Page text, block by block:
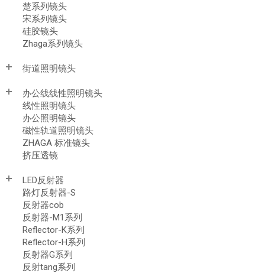
楚系列镜头
宋系列镜头
硅胶镜头
Zhaga系列镜头
街道照明镜头
办公线线性照明镜头
线性照明镜头
办公照明镜头
磁性轨道照明镜头
ZHAGA 标准镜头
挤压透镜
LED反射器
路灯反射器-S
反射器cob
反射器-M1系列
Reflector-K系列
Reflector-H系列
反射器G系列
反射tang系列